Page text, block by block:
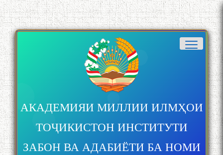
АКАДЕМИЯИ МИЛЛИИ ИЛМҲОИ
ТОҶИКИСТОН ИНСТИТУТИ
ЗАБОН ВА АДАБИЁТИ БА НОМИ